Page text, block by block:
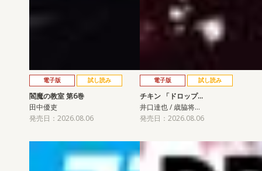
電子版 試し読み
閻魔の教室 第6巻
田中優吏
発売日：2026.08.06
電子版 試し読み
チキン 「ドロップ…
井口達也 / 歳脇将…
発売日：2026.08.06